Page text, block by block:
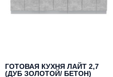
ГОТОВАЯ КУХНЯ ЛАЙТ 2,7
(ДУБ ЗОЛОТОЙ/ БЕТОН)